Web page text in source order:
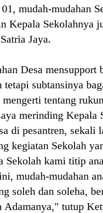
mudah-mudahan
Kepala Sekolahnya
Jaya.
Desa
tetapi subtansinya
mengerti tentang
merinding Kepala
di pesantren, sekali
kegiatan Sekolah
Sekolah kami titip
mudah-mudahan
soleh dan soleha,
Adamanya," tutup